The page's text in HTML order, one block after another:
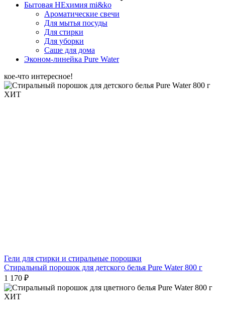
Бытовая НЕхимия mi&ko
Ароматические свечи
Для мытья посуды
Для стирки
Для уборки
Саше для дома
Эконом-линейка Pure Water
кое-что интересное!
ХИТ
Гели для стирки и стиральные порошки
Стиральный порошок для детского белья Pure Water 800 г
1 170 ₽
ХИТ